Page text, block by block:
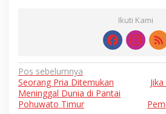
Ikuti Kami
Navigasi
pos
Pos sebelumnya
Seorang Pria Ditemukan
Meninggal Dunia di Pantai
Pohuwato Timur